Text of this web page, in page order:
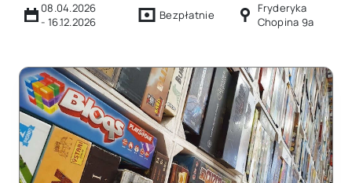
08.04.2026
- 16.12.2026 Bezpłatnie
Fryderyka
Chopina 9a